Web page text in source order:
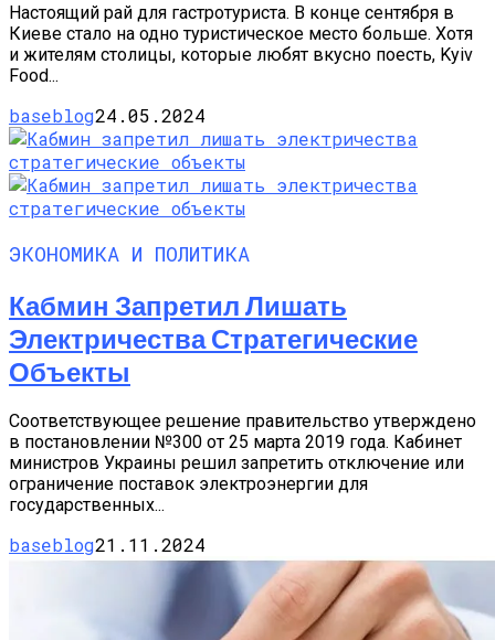
Настоящий рай для гастротуриста. В конце сентября в
Киеве стало на одно туристическое место больше. Хотя
и жителям столицы, которые любят вкусно поесть, Kyiv
Food...
baseblog24.05.2024
ЭКОНОМИКА И ПОЛИТИКА
Кабмин Запретил Лишать
Электричества Стратегические
Объекты
Соответствующее решение правительство утверждено
в постановлении №300 от 25 марта 2019 года. Кабинет
министров Украины решил запретить отключение или
ограничение поставок электроэнергии для
государственных...
baseblog21.11.2024